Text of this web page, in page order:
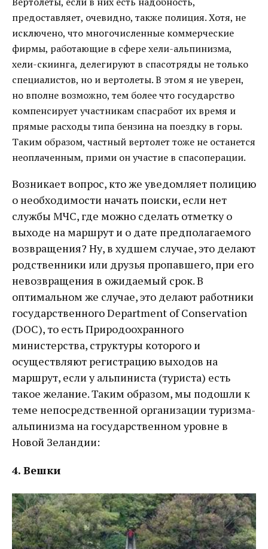
предоставляет, очевидно, также полиция. Хотя, не
исключено, что многочисленные коммерческие
фирмы, работающие в сфере хели-альпинизма,
хели-скиинга, делегируют в спасотряды не только
специалистов, но и вертолеты. В этом я не уверен,
но вполне возможно, тем более что государство
компенсирует участникам спасработ их время и
прямые расходы типа бензина на поездку в горы.
Таким образом, частный вертолет тоже не останется
неоплаченным, прими он участие в спасоперации.
Возникает вопрос, кто же уведомляет полицию
о необходимости начать поиски, если нет
службы МЧС, где можно сделать отметку о
выходе на маршрут и о дате предполагаемого
возвращения? Ну, в худшем случае, это делают
родственники или друзья пропавшего, при его
невозвращения в ожидаемый срок. В
оптимальном же случае, это делают работники
государственного Department of Conservation
(DOC), то есть Природоохранного
министерства, структуры которого и
осуществляют регистрацию выходов на
маршрут, если у альпиниста (туриста) есть
такое желание. Таким образом, мы подошли к
теме непосредственной организации туризма-
альпинизма на государственном уровне в
Новой Зеландии:
4. Вешки